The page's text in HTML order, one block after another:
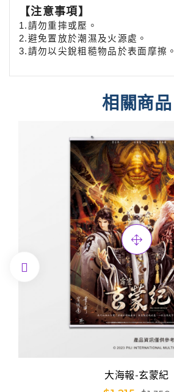
【注意事項】
1.請勿重摔或壓 。
2.避免置放於潮濕及火源處 。
3.請勿以尖銳粗糙物品於表面摩擦 。
相關商品
大海報-玄蒙紀
